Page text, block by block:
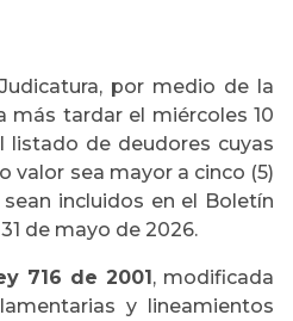
por medio de la
más tardar el miércoles 10
listado de deudores cuyas
valor sea mayor a cinco (5)
incluidos en el Boletín
de mayo de 2026.
716 de 2001, modificada
y lineamientos